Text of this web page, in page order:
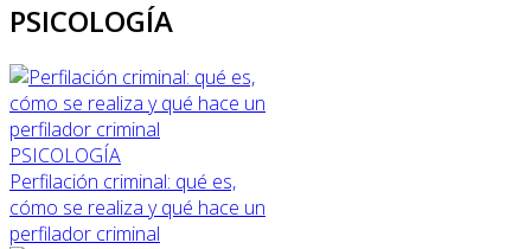
PSICOLOGÍA
PSICOLOGÍA
Perfilación criminal: qué es,
cómo se realiza y qué hace un
perfilador criminal